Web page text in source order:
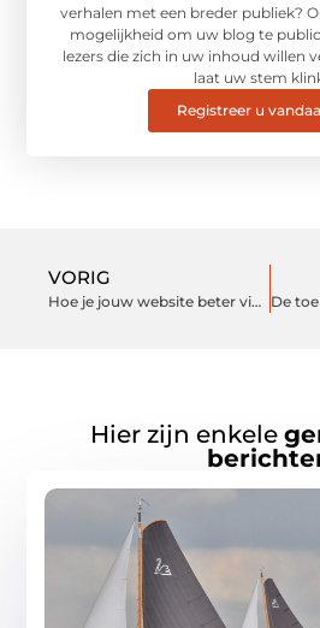
verhalen met een breder publiek?
mogelijkheid om uw blog te
lezers die zich in uw inhoud willen
laat uw stem
Registreer u
VORIG
Hoe je jouw website beter vindbaar maakt in Google
Hier zijn enkele